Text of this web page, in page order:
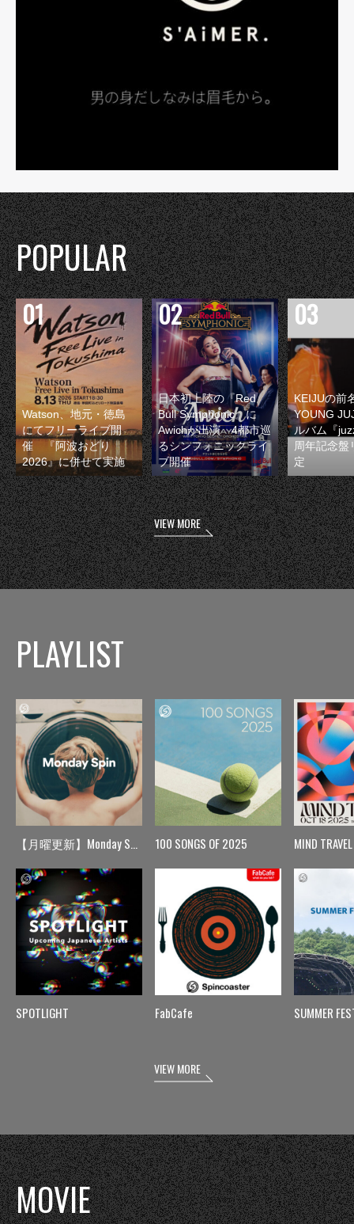
POPULAR
Watson、地元・徳島
にてフリーライブ開
催 『阿波おどり
2026』に併せて実施
日本初上陸の『Red
Bull Symphonic』に
Awichが出演 4都市巡
るシンフォニックライ
ブ開催
KEIJUの前
YOUNG
ルバム『
周年記念盤
定
VIEW MORE
PLAYLIST
【月曜更新】Monday Spin
SPOTLIGHT
100 SONGS OF 2025
FabCafe
MIND TRAVEL
SUMMER
VIEW MORE
MOVIE